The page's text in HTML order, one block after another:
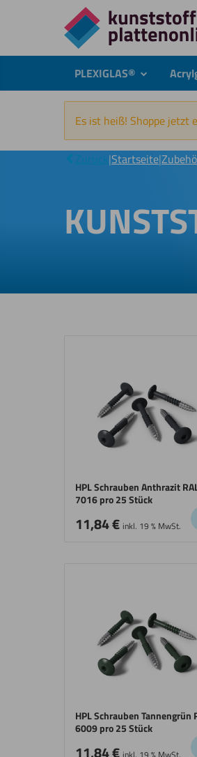
Direkt
zum
PLEXIGLAS® submenu
Es ist heiß! Shoppe jetzt
Zurück|Startseite|
HPL Schrauben Anthrazit
7016 pro 25 Stück
11,84€ inkl. 19 % MwSt.
HPL Schrauben Tannengrün
6009 pro 25 Stück
11,84€